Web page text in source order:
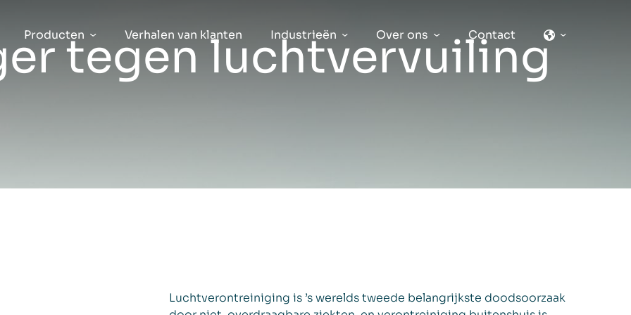
Producten
Verhalen van klanten Industrieën Over ons Contact
tegen luchtvervuiling
Luchtverontreiniging is ’s werelds tweede belangrijkste doodsoorzaak